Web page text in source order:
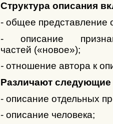
Структура описания
- общее представление
- описание
частей («новое»);
- отношение автора к
Различают
- описание отдельных
- описание человека;